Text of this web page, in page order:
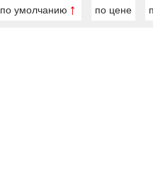
по умолчанию по цене